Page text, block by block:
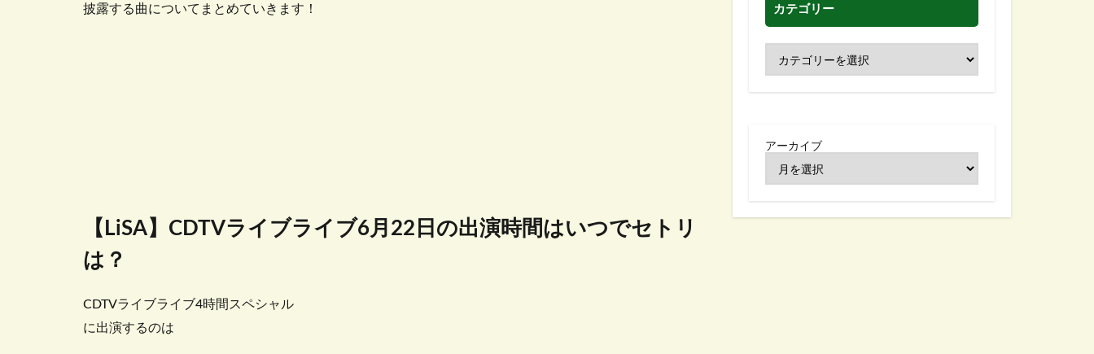
披露する曲についてまとめていきます！
【LiSA】CDTVライブライブ6月22日の出演時間はいつでセトリ
は？
CDTVライブライブ4時間スペシャル
に出演するのは
カテゴリー
アーカイブ